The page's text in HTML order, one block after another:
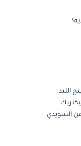
الليد
من السويدي